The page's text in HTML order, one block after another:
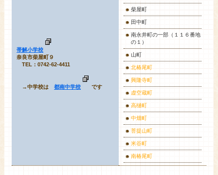
帯解小学校
奈良市柴屋町９
TEL：0742-62-4411
→中学校は 都南中学校 です
柴屋町
田中町
南永井町の一部（１１６番地
の１）
山町
北椿尾町
興隆寺町
虚空蔵町
高樋町
中畑町
菩提山町
米谷町
南椿尾町